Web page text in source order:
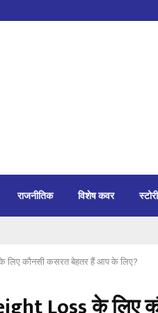
राजनीतिक विशेष कवर स्टोरी
लिए कौनसी कसरत बेहतर हैं आप के लिए?